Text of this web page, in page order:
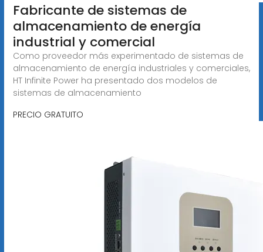
Fabricante de sistemas de
almacenamiento de energía
industrial y comercial
Como proveedor más experimentado de sistemas de
almacenamiento de energía industriales y comerciales,
HT Infinite Power ha presentado dos modelos de
sistemas de almacenamiento
PRECIO GRATUITO